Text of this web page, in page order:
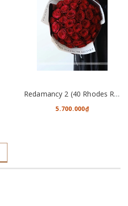
Redamancy 2 (40 Rhodes Roses)
5.700.000₫